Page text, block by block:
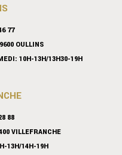
77
OULLINS
10H-13H/13H30-19H
88
VILLEFRANCHE
13H/14H-19H